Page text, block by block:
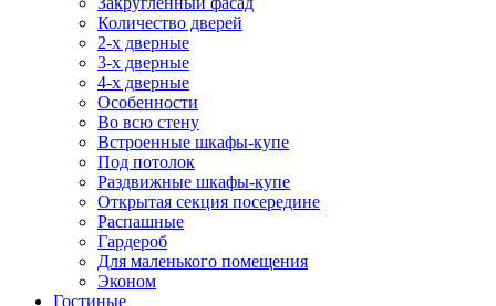
Количество дверей
2-х дверные
3-х дверные
4-х дверные
Особенности
Во всю стену
Встроенные шкафы-купе
Под потолок
Раздвижные шкафы-купе
Открытая секция посередине
Распашные
Гардероб
Для маленького помещения
Эконом
Гостиные